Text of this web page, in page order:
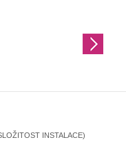
INSTALACE)